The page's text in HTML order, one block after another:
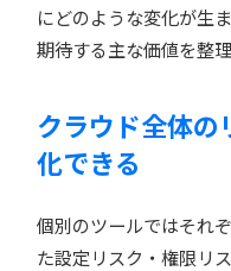
にどのような変化が生
期待する主な価値を整理
クラウド全体
化できる
個別のツールではそれ
た設定リスク・権限リ